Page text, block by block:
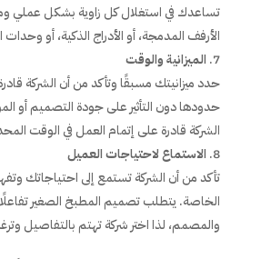
تساعدك في استغلال كل زاوية بشكل عملي
الأرفف المدمجة، أو الأدراج الذكية، أو
الميزانية والوقت
حدد ميزانيتك مسبقًا وتأكد من أن الشركة
حدودها دون التأثير على جودة التصميم أو
الشركة قادرة على إتمام العمل في الوقت
الاستماع لاحتياجات العميل
تأكد من أن الشركة تستمع إلى احتياجاتك
الخاصة. يتطلب تصميم المطبخ الصغير
والمصمم، لذا اختر شركة تهتم بالتفاصيل